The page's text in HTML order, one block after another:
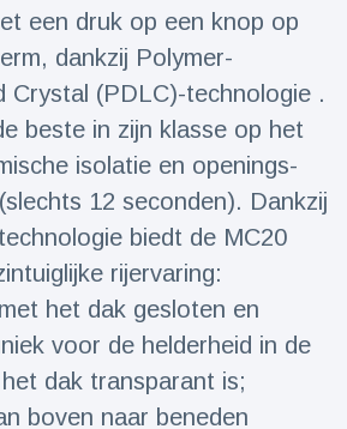
een druk op een knop op
dankzij Polymer-
Crystal (PDLC)-technologie .
beste in zijn klasse op het
isolatie en openings-
12 seconden). Dankzij
biedt de MC20
rijervaring:
het dak gesloten en
voor de helderheid in de
dak transparant is;
boven naar beneden